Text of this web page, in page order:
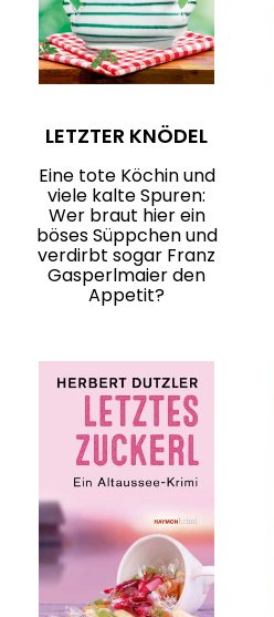
LETZTER KNÖDEL
Eine tote Köchin und
viele kalte Spuren:
Wer braut hier ein
böses Süppchen und
verdirbt sogar Franz
Gasperlmaier den
Appetit?